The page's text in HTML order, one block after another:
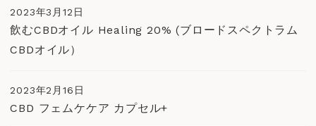
飲むCBDオイル Healing 20% (ブロードスペクトラム
CBDオイル）
2023年3月12日
CBD フェムケケア カプセル+
2023年2月16日